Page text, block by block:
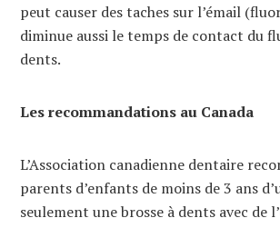
peut causer des taches sur l’émail
diminue aussi le temps de contact du
dents.
Les recommandations au Canada
L’Association canadienne dentaire
parents d’enfants de moins de 3 ans
seulement une brosse à dents avec de